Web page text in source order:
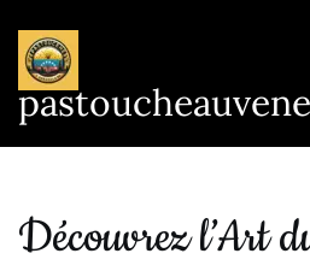
contenu
Découvrez l’Art